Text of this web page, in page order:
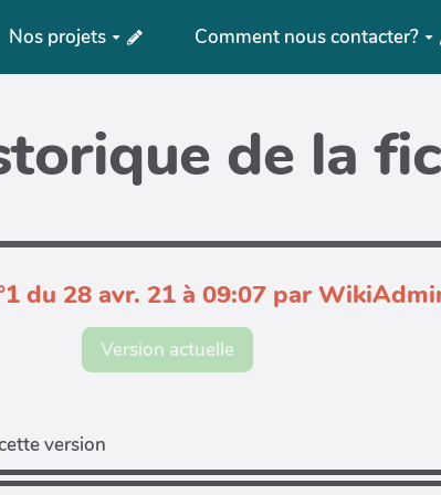
Nos projets Comment nous contacter?
de la
du 28 avr. 21 à 09:07 par
Version actuelle
version